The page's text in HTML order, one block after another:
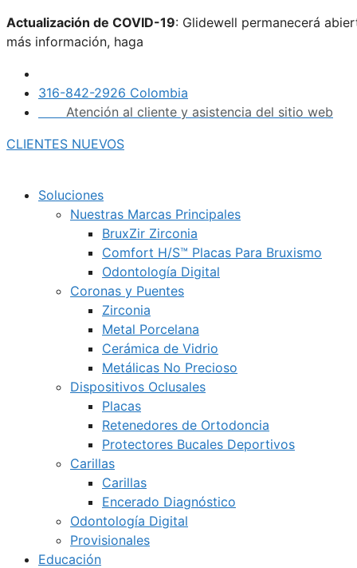
Saltar
al
Actualización de COVID-19: Glidewell permanecerá
más información, haga
316-842-2926 Colombia
Atención al cliente y asistencia del sitio web
CLIENTES NUEVOS
Soluciones
Nuestras Marcas Principales
BruxZir Zirconia
Comfort H/S™ Placas Para Bruxismo
Odontología Digital
Coronas y Puentes
Zirconia
Metal Porcelana
Cerámica de Vidrio
Metálicas No Precioso
Dispositivos Oclusales
Placas
Retenedores de Ortodoncia
Protectores Bucales Deportivos
Carillas
Carillas
Encerado Diagnóstico
Odontología Digital
Provisionales
Educación